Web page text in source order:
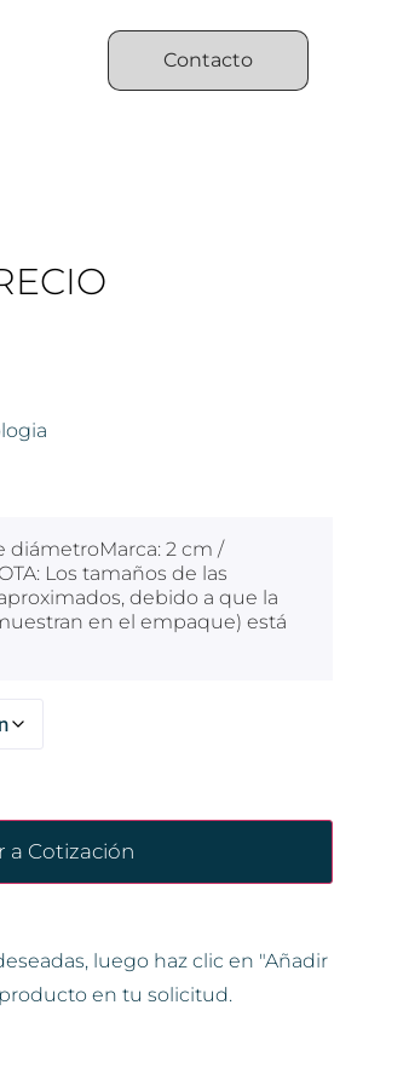
Contacto
diámetroMarca: 2 cm /
Los tamaños de las
debido a que la
en el empaque) está
a Cotización
luego haz clic en "Añadir
en tu solicitud.